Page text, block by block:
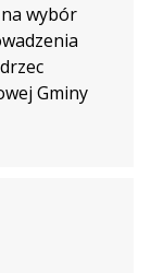
wybór
Gminy